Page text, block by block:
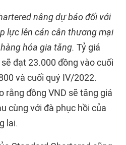
nâng dự báo đối với
lực lên cán cân thương mại
hóa gia tăng. Tỷ giá
đạt 23.000 đồng vào cuối
và cuối quý IV/2022.
rằng đồng VND sẽ tăng giá
cùng với đà phục hồi của
lai.